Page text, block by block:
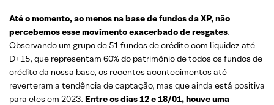
Até o momento, ao menos na base de fundos da XP, não
percebemos esse movimento exacerbado de resgates.
Observando um grupo de 51 fundos de crédito com liquidez até
D+15, que representam 60% do patrimônio de todos os fundos de
crédito da nossa base, os recentes acontecimentos até
reverteram a tendência de captação, mas que ainda está positiva
para eles em 2023. Entre os dias 12 e 18/01, houve uma